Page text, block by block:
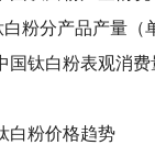
粉分产品产量（
国钛白粉表观消
白粉价格趋势